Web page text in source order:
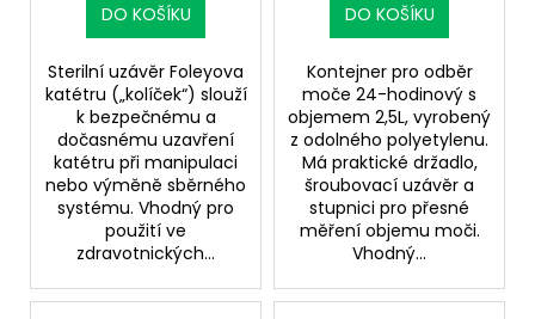
DO KOŠÍKU
Sterilní uzávěr Foleyova
katétru („kolíček“) slouží
k bezpečnému a
dočasnému uzavření
katétru při manipulaci
nebo výměně sběrného
systému. Vhodný pro
použití ve
zdravotnických...
DO KOŠÍKU
Kontejner pro odběr
moče 24-hodinový s
objemem 2,5L, vyrobený
z odolného polyetylenu.
Má praktické držadlo,
šroubovací uzávěr a
stupnici pro přesné
měření objemu moči.
Vhodný...